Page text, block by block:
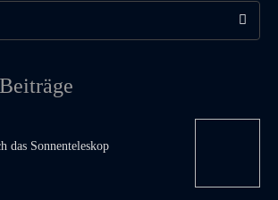
das Sonnenteleskop